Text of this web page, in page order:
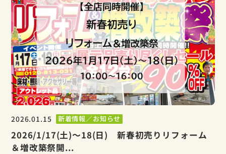
2026.01.15 新着情報／お知らせ
2026/1/17(土)～18(日) 新春初売りリフォーム
＆増改築祭開...